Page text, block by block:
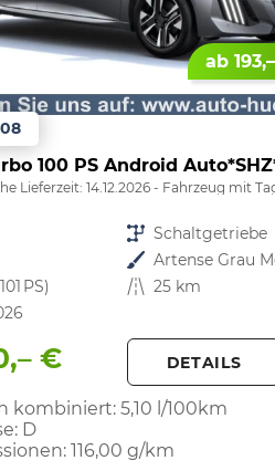
ab
Lieferzeit: 14.12.2026 Fahrzeug mit
Getriebe Schaltgetriebe
Außenfarbe Artense Grau
PS) Kilometerstand 25 km
€ DETAILS
kombiniert: 5,10 l/100km
D
116,00 g/km